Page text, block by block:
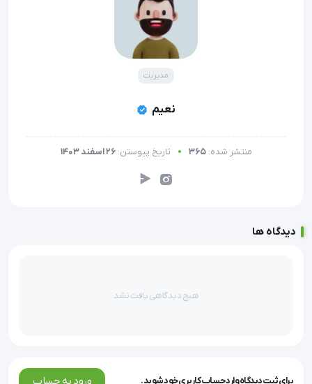
مدیریت
نعیم
منتشر شده: 365 تاریخ پیوستن: 26 اسفند 1403
دیدگاه ها
هیچ دیدگاهی یافت نشد
برای ثبت دیدگاه وارد حساب کاربری خود شوید. ورود به حساب